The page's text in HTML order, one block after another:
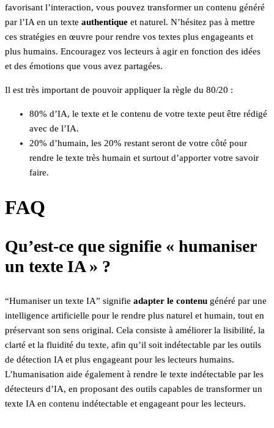
favorisant l’interaction, vous pouvez transformer un contenu généré
par l’IA en un texte authentique et naturel. N’hésitez pas à mettre
ces stratégies en œuvre pour rendre vos textes plus engageants et
plus humains. Encouragez vos lecteurs à agir en fonction des idées
et des émotions que vous avez partagées.
Il est très important de pouvoir appliquer la règle du 80/20 :
80% d’IA, le texte et le contenu de votre texte peut être rédigé
avec de l’IA.
20% d’humain, les 20% restant seront de votre côté pour
rendre le texte très humain et surtout d’apporter votre savoir
faire.
FAQ
Qu’est-ce que signifie « humaniser
un texte IA » ?
“Humaniser un texte IA” signifie adapter le contenu généré par une
intelligence artificielle pour le rendre plus naturel et humain, tout en
préservant son sens original. Cela consiste à améliorer la lisibilité, la
clarté et la fluidité du texte, afin qu’il soit indétectable par les outils
de détection IA et plus engageant pour les lecteurs humains.
L’humanisation aide également à rendre le texte indétectable par les
détecteurs d’IA, en proposant des outils capables de transformer un
texte IA en contenu indétectable et engageant pour les lecteurs.